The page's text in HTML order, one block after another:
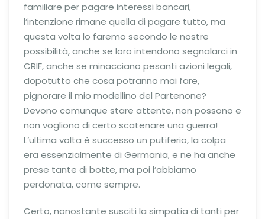
familiare per pagare interessi bancari,
l’intenzione rimane quella di pagare tutto, ma
questa volta lo faremo secondo le nostre
possibilità, anche se loro intendono segnalarci in
CRIF, anche se minacciano pesanti azioni legali,
dopotutto che cosa potranno mai fare,
pignorare il mio modellino del Partenone?
Devono comunque stare attente, non possono e
non vogliono di certo scatenare una guerra!
L’ultima volta è successo un putiferio, la colpa
era essenzialmente di Germania, e ne ha anche
prese tante di botte, ma poi l’abbiamo
perdonata, come sempre.
Certo, nonostante susciti la simpatia di tanti per